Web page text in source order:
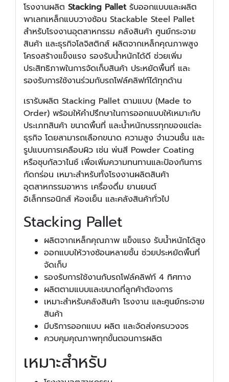
โรงงานผลิต Stacking Palletรับออกแบบและผลิต
พาเลทเหล็กแบบวางซ้อน Stackable Steel Pallet
สำหรับโรงงานอุตสาหกรรม คลังสินค้า ศูนย์กระจาย
สินค้า และธุรกิจโลจิสติกส์ ผลิตจากเหล็กคุณภาพสูง
โครงสร้างแข็งแรง รองรับน้ำหนักได้ดี ช่วยเพิ่ม
ประสิทธิภาพในการจัดเก็บสินค้า ประหยัดพื้นที่ และ
รองรับการใช้งานร่วมกับรถโฟล์คลิฟท์ได้ทุกด้าน
เรารับผลิต Stacking Pallet ตามแบบ (Made to
Order) พร้อมให้คำปรึกษาในการออกแบบให้เหมาะกับ
ประเภทสินค้า ขนาดพื้นที่ และน้ำหนักบรรทุกของแต่ละ
ธุรกิจ โดยสามารถเลือกขนาด ความสูง จำนวนชั้น และ
รูปแบบการเคลือบผิว เช่น พ่นสี Powder Coating
หรือชุบกัลวาไนซ์ เพื่อเพิ่มความทนทานและป้องกันการ
กัดกร่อน เหมาะสำหรับทั้งโรงงานผลิตสินค้า
อุตสาหกรรมอาหาร เครื่องดื่ม ยานยนต์
อิเล็กทรอนิกส์ ห้องเย็น และคลังสินค้าทั่วไป
Stacking Pallet
ผลิตจากเหล็กคุณภาพ แข็งแรง รับน้ำหนักได้สูง
ออกแบบให้วางซ้อนหลายชั้น ช่วยประหยัดพื้นที่
จัดเก็บ
รองรับการใช้งานกับรถโฟล์คลิฟท์ 4 ทิศทาง
ผลิตตามแบบและขนาดที่ลูกค้าต้องการ
เหมาะสำหรับคลังสินค้า โรงงาน และศูนย์กระจาย
สินค้า
มีบริการออกแบบ ผลิต และจัดส่งครบวงจร
ควบคุมคุณภาพทุกขั้นตอนการผลิต
เหมาะสำหรับ